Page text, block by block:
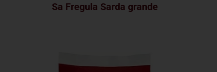
Sa Fregula Sarda grande